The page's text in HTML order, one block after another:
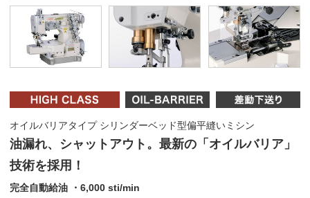
オイルバリアタイプ シリンダーベッド型偏平縫いミシン
油漏れ、シャットアウト。最新の「オイルバリア」
技術を採用！
完全自動給油 ・6,000 sti/min